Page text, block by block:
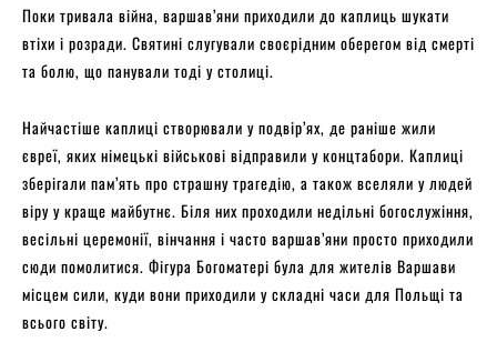
Поки тривала війна, варшав’яни приходили до каплиць шукати
втіхи і розради. Святині слугували своєрідним оберегом від смерті
та болю, що панували тоді у столиці.
Найчастіше каплиці створювали у подвір’ях, де раніше жили
євреї, яких німецькі військові відправили у концтабори. Каплиці
зберігали пам’ять про страшну трагедію, а також вселяли у людей
віру у краще майбутнє. Біля них проходили недільні богослужіння,
весільні церемонії, вінчання і часто варшав’яни просто приходили
сюди помолитися. Фігура Богоматері була для жителів Варшави
місцем сили, куди вони приходили у складні часи для Польщі та
всього світу.